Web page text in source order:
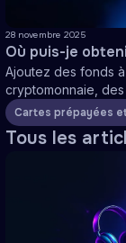
28 novembre 2025
Où puis-je
Ajoutez des fonds
cryptomonnaie,
régionaux.
prépayées
Cartes prépayées
Tous les